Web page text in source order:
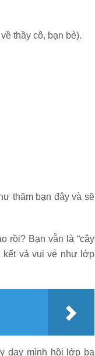
thầy cô, bạn bè).
thăm bạn đây và sẽ
rồi? Bạn vẫn là “cây
kết và vui vẻ như lớp
dạy mình hồi lớp ba